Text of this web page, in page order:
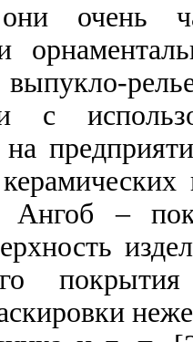
очень
с
Ангоб –